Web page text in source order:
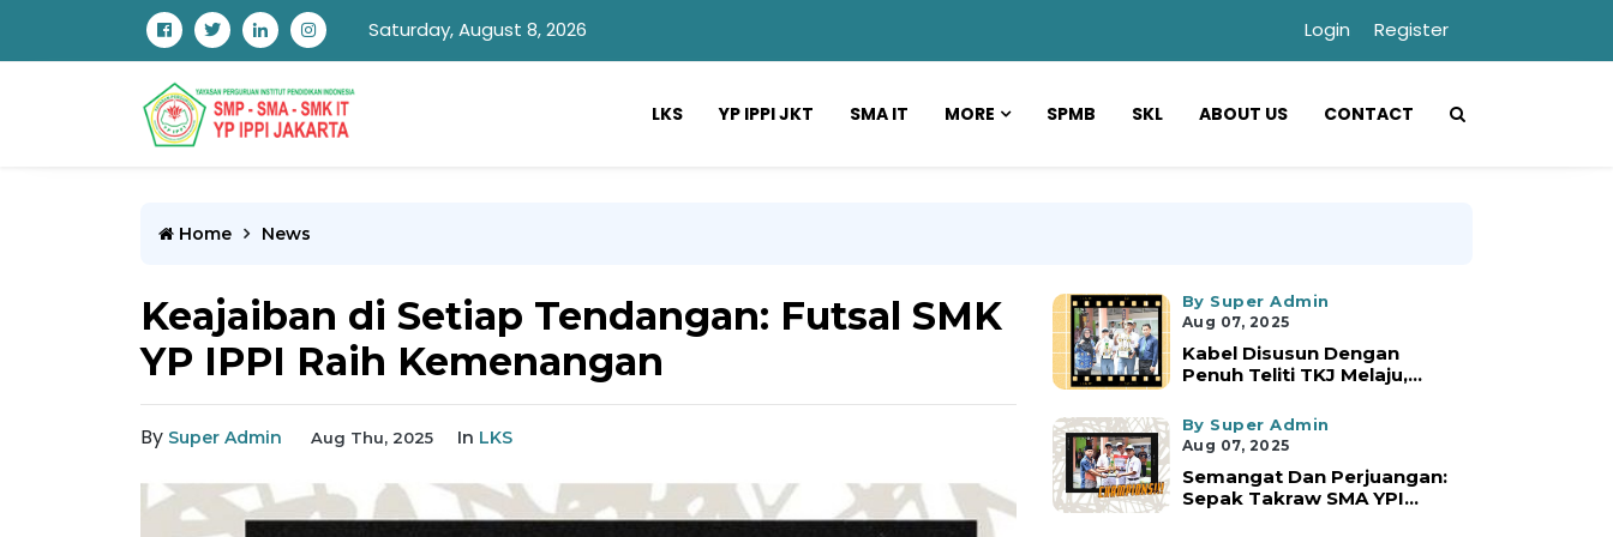
Saturday, August 8, 2026 Login Register
LKS YP IPPI JKT SMA IT MORE SPMB SKL ABOUT US CONTACT
Home News
Keajaiban di Setiap Tendangan: Futsal SMK
YP IPPI Raih Kemenangan
By Super Admin Aug Thu, 2025 In LKS
By Super Admin
Aug 07, 2025
Kabel Disusun Dengan
Penuh Teliti TKJ Melaju,...
By Super Admin
Aug 07, 2025
Semangat Dan Perjuangan:
Sepak Takraw SMA YPI...